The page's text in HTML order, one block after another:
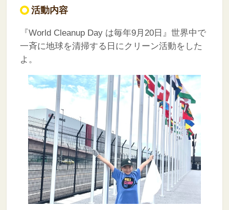
活動内容
『World Cleanup Day は毎年9月20日』世界中で
一斉に地球を清掃する日にクリーン活動をした
よ。